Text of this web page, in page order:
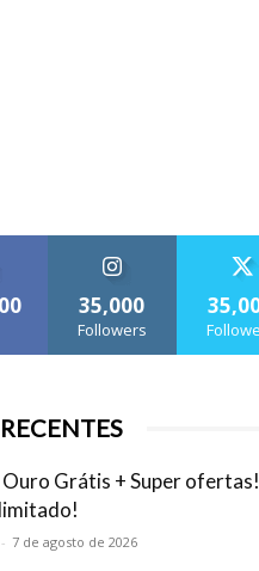
35,000
Followers
Ouro Grátis + Super
- 7 de agosto de 2026